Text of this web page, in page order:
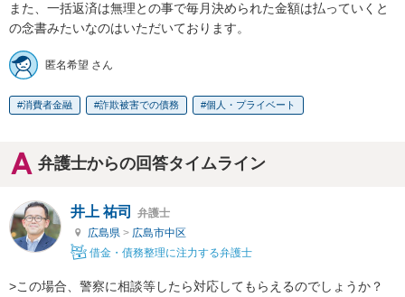
また、一括返済は無理との事で毎月決められた金額は払っていくと
の念書みたいなのはいただいております。
匿名希望 さん
消費者金融 詐欺被害での債務 個人・プライベート
弁護士からの回答タイムライン
井上 祐司
弁護士
広島県 > 広島市中区
借金・債務整理に注力する弁護士
>この場合、警察に相談等したら対応してもらえるのでしょうか？